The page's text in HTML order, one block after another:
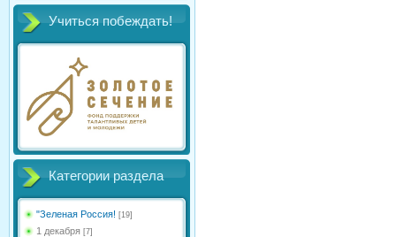
Учиться побеждать!
Категории раздела
"Зеленая Россия! [19]
1 декабря [7]